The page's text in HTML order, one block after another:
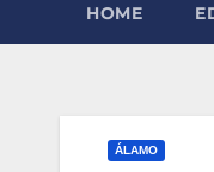
HOME
ÁLAMO